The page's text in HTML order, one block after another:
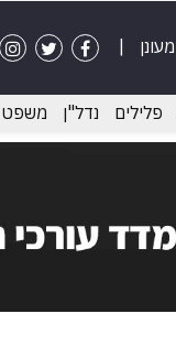
פלילים נדל"ן משפט